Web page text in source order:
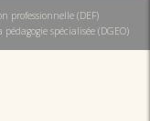
professionnelle (DEF)
spécialisée (DGEO)